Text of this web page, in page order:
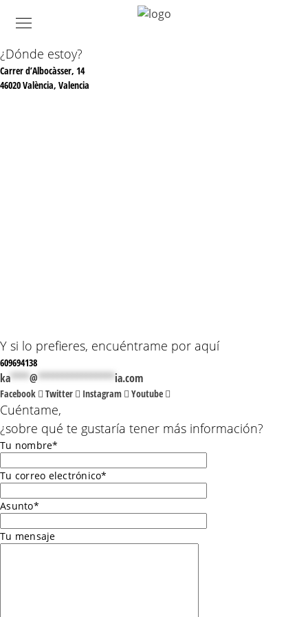
¿Dónde estoy?
Carrer d’Albocàsser, 14
46020 València, Valencia
Y si lo prefieres, encuéntrame por aquí
609694138
ka****@****************ia.com
Facebook Twitter Instagram Youtube
Cuéntame,
¿sobre qué te gustaría tener más información?
Tu nombre*
Tu correo electrónico*
Asunto*
Tu mensaje